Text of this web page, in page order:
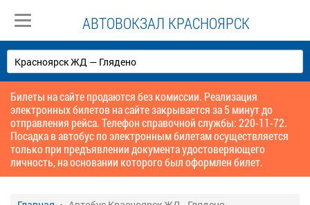
АВТОВОКЗАЛ КРАСНОЯРСК
Билеты на сайте продаются без комиссии. Реализация
электронных билетов на сайте закрывается за 5 минут до
отправления рейса. Телефон справочной службы: 220-11-72.
Посадка в автобус по электронным билетам осуществляется
только при предъявлении документа удостоверяющего
личность, на основании которого был оформлен билет.